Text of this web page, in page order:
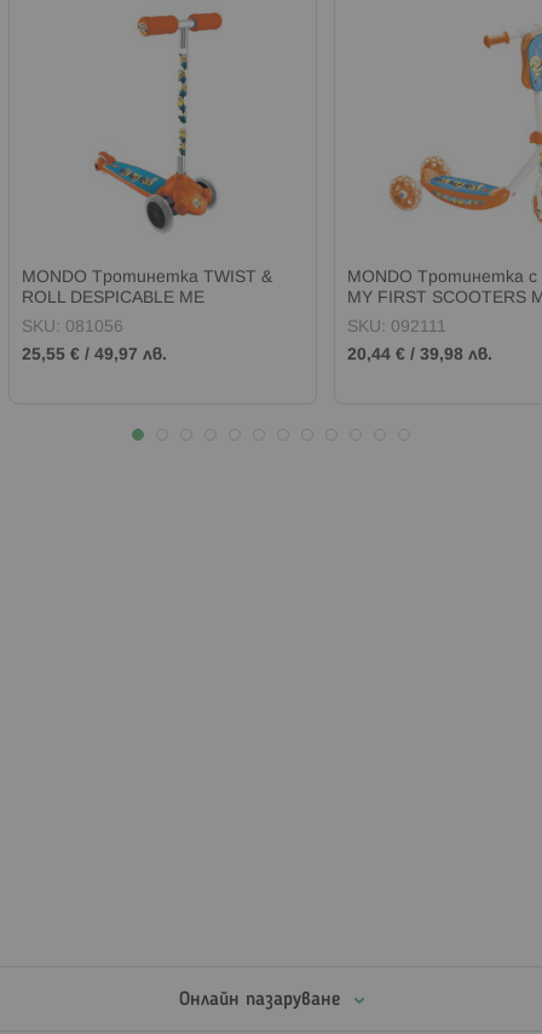
MONDO Тротинетка TWIST &
ROLL DESPICABLE ME
SKU: 081056
25,55 € / 49,97 лв.
MONDO Тротинетка с
MY FIRST SCOOTERS
SKU: 092111
20,44 € / 39,98 лв.
Онлайн пазаруване